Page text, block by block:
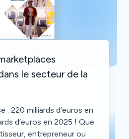
le secteur de la
: 220 milliards d’euros en
d’euros en 2025 ! Que
entrepreneur ou